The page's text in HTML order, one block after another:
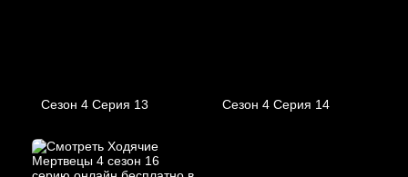
Сезон 4 Серия 13 Сезон 4 Серия 14